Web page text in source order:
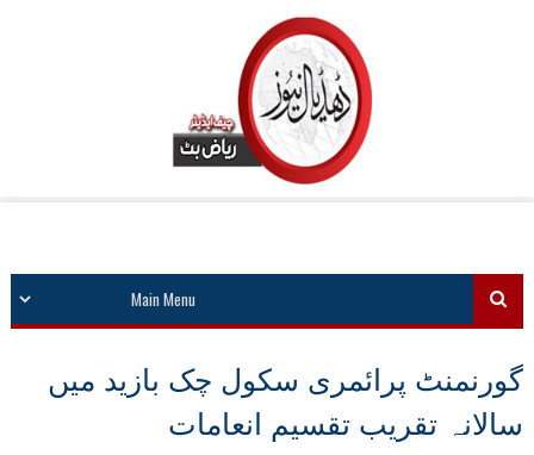
گورنمنٹ پرائمری سکول چک بازید میں
سالانہ تقریب تقسیم انعامات